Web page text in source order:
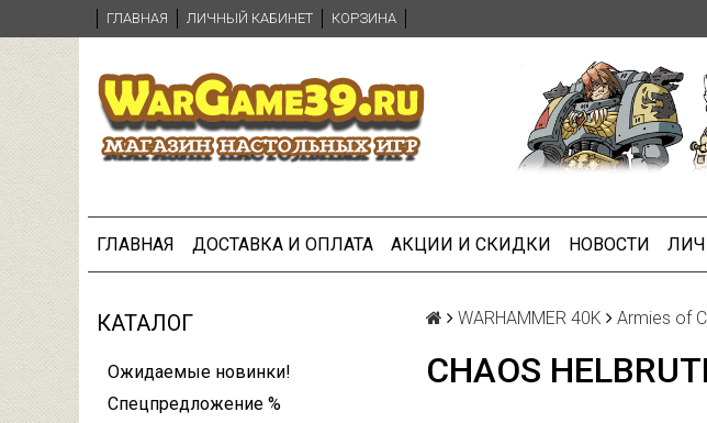
ГЛАВНАЯ ЛИЧНЫЙ КАБИНЕТ КОРЗИНА
ГЛАВНАЯ ДОСТАВКА И ОПЛАТА АКЦИИ И СКИДКИ НОВОСТИ
КАТАЛОГ
Ожидаемые новинки!
Спецпредложение %
WARHAMMER 40K Armies of
CHAOS